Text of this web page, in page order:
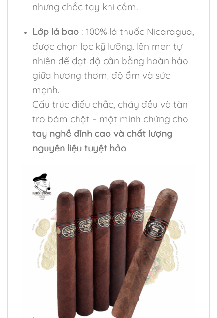
nhưng chắc tay khi cầm.
Lớp lá bao : 100% lá thuốc Nicaragua,
được chọn lọc kỹ lưỡng, lên men tự
nhiên để đạt độ cân bằng hoàn hảo
giữa hương thơm, độ ẩm và sức
mạnh.
Cấu trúc điếu chắc, cháy đều và tàn
tro bám chặt – một minh chứng cho
tay nghề đỉnh cao và chất lượng
nguyên liệu tuyệt hảo.